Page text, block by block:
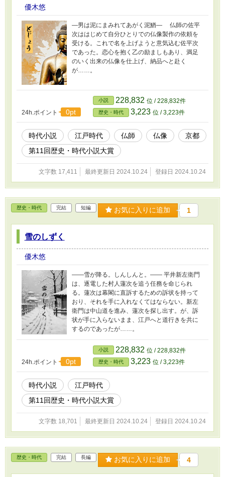
優木悠
―男は泥にまみれてあがく泥鰌― 仏師の佐平
次ははじめて自分ひとりでの仏像製作の依頼を
受ける。これで名を上げようと意気込む佐平次
であった。恋心を抱く乙の励ましもあり、満足
のいく出来の仏像を仕上げ、納品へと赴く
が……。
24h.ポイント 0pt
小説 228,832 位 / 228,832件
歴史・時代 3,223 位 / 3,223件
時代小説 江戸時代 仏師 仏像
京都
第11回歴史・時代小説大賞
文字数 17,411 最終更新日 2024.10.24 登録日 2024.10.24
歴史・時代 完結 短編 お気に入りに追加 1
雪のしずく
優木悠
――雪が降る。しんしんと。―― 平井新左衛門
は、逐電した村人蓮次を追う任務を命じられ
る。蓮次は幕閣に直訴するための訴状を持って
おり、それを手に入れなくてはならない。新左
衛門は中山道を進み、蓮次を探し出す。が、訴
状が手に入らないまま、江戸へと道行きを共に
するのであったが……。
24h.ポイント 0pt
小説 228,832 位 / 228,832件
歴史・時代 3,223 位 / 3,223件
時代小説
江戸時代
第11回歴史・時代小説大賞
文字数 18,701 最終更新日 2024.10.24 登録日 2024.10.24
歴史・時代 完結 長編 お気に入りに追加 4